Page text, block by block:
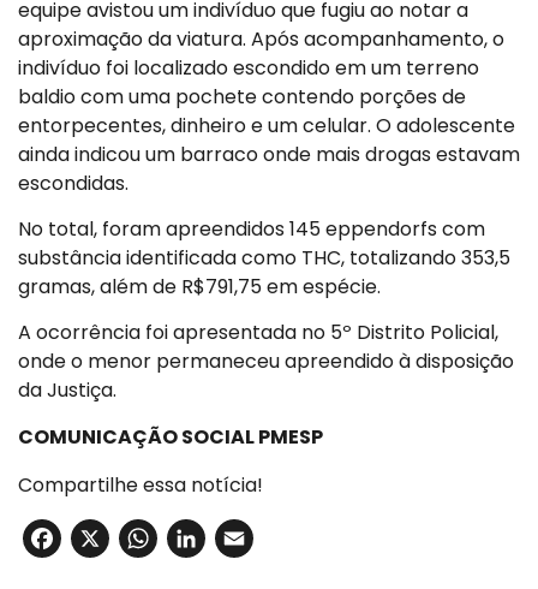
equipe avistou um indivíduo que fugiu ao notar a
aproximação da viatura. Após acompanhamento, o
indivíduo foi localizado escondido em um terreno
baldio com uma pochete contendo porções de
entorpecentes, dinheiro e um celular. O adolescente
ainda indicou um barraco onde mais drogas estavam
escondidas.
No total, foram apreendidos 145 eppendorfs com
substância identificada como THC, totalizando 353,5
gramas, além de R$791,75 em espécie.
A ocorrência foi apresentada no 5º Distrito Policial,
onde o menor permaneceu apreendido à disposição
da Justiça.
COMUNICAÇÃO SOCIAL PMESP
Compartilhe essa notícia!
Facebook
X WhatsApp
LinkedIn